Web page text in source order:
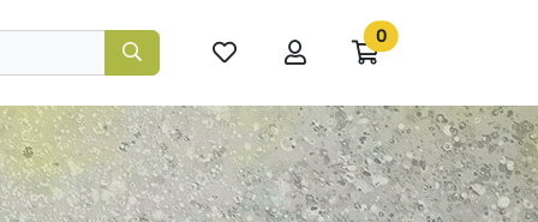
favoritos
Ir
mi
compra
0